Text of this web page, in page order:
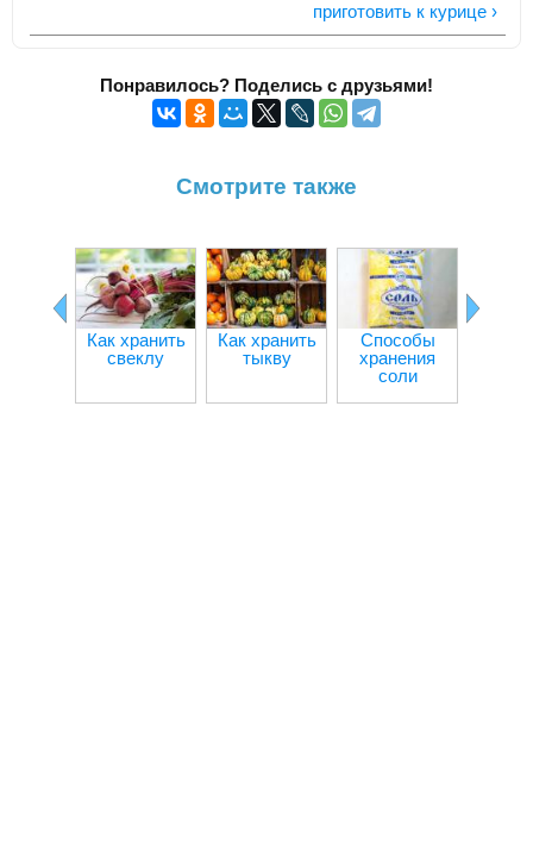
приготовить к курице ›
Понравилось? Поделись с друзьями!
Смотрите также
Как хранить
свеклу
Как хранить
тыкву
Способы
хранения
соли